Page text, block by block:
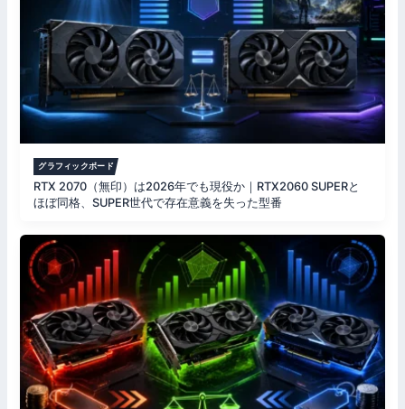
グラフィックボード
RTX 2070（無印）は2026年でも現役か｜RTX2060 SUPERと
ほぼ同格、SUPER世代で存在意義を失った型番